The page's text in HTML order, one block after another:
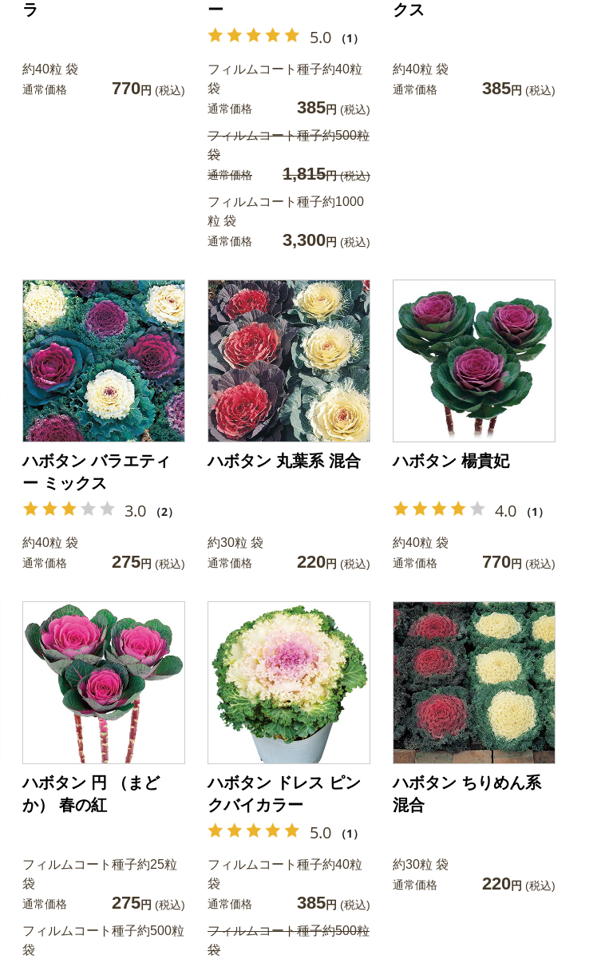
ラ
約40粒 袋
通常価格 770円 (税込)
ー
5.0 （1）
フィルムコート種子約40粒
袋
通常価格 385円 (税込)
フィルムコート種子約500粒
袋
通常価格 1,815円(税込)
フィルムコート種子約1000
粒 袋
通常価格 3,300円 (税込)
クス
約40粒 袋
通常価格 385円 (税込)
ハボタン バラエティ
ー ミックス
3.0 （2）
約40粒 袋
通常価格 275円 (税込)
ハボタン 丸葉系 混合
約30粒 袋
通常価格 220円 (税込)
ハボタン 楊貴妃
4.0 （1）
約40粒 袋
通常価格 770円 (税込)
ハボタン 円 （まど
か） 春の紅
フィルムコート種子約25粒
袋
通常価格 275円 (税込)
フィルムコート種子約500粒
袋
ハボタン ドレス ピン
クバイカラー
5.0 （1）
フィルムコート種子約40粒
袋
通常価格 385円 (税込)
フィルムコート種子約500粒
袋
ハボタン ちりめん系
混合
約30粒 袋
通常価格 220円 (税込)